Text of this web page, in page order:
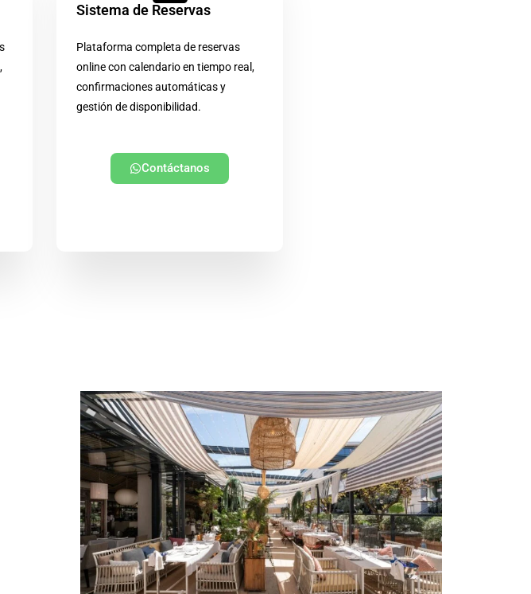
Sistema de Reservas
Plataforma completa de reservas
online con calendario en tiempo real,
confirmaciones automáticas y
gestión de disponibilidad.
Contáctanos